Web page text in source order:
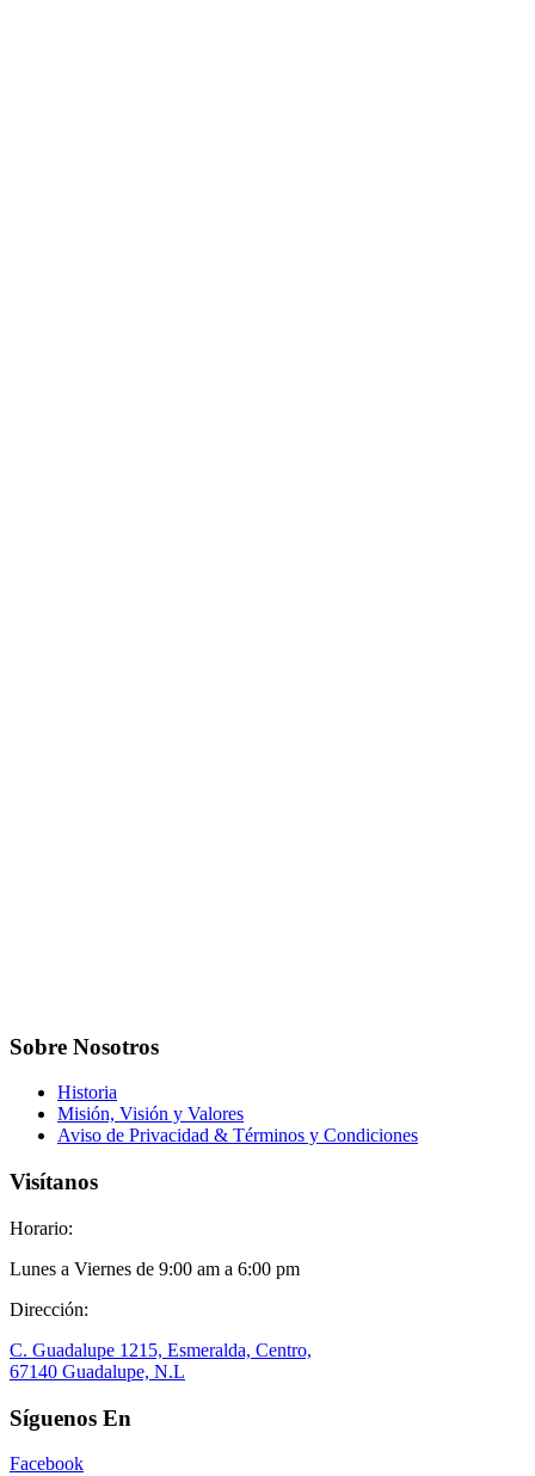
Sobre Nosotros
Historia
Misión, Visión y Valores
Aviso de Privacidad & Términos y Condiciones
Visítanos
Horario:
Lunes a Viernes de 9:00 am a 6:00 pm
Dirección:
C. Guadalupe 1215, Esmeralda, Centro,
67140 Guadalupe, N.L
Síguenos En
Facebook